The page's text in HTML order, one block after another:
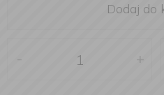
Dodaj do
- +